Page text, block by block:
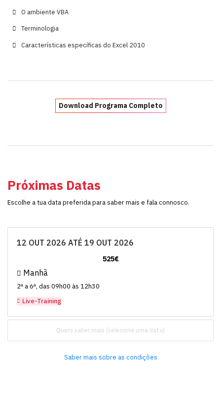
O ambiente VBA
Terminologia
Características específicas do Excel 2010
Download Programa Completo
Próximas Datas
Escolhe a tua data preferida para saber mais e fala connosco.
12 OUT 2026 ATÉ 19 OUT 2026
525€
Manhã
2ª a 6ª, das 09h00 às 12h30
Live-Training
Quero saber mais
Saber mais sobre as condições